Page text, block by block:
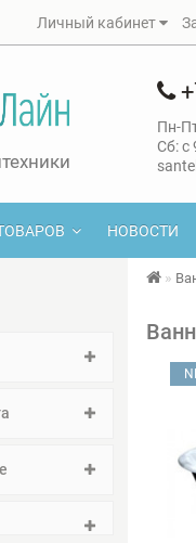
Личный кабинет
Пн-
Сб: с
НОВОСТИ